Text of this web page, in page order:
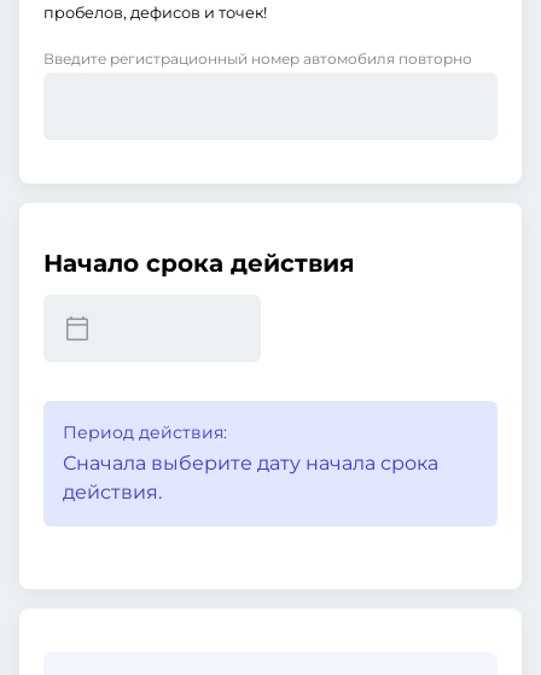
пробелов, дефисов и точек!
Введите регистрационный номер автомобиля повторно
Начало срока действия
Период действия:
Сначала выберите дату начала срока
действия.